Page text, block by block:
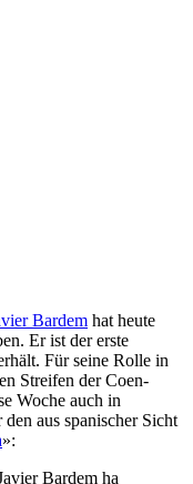
Bardem hat heute
Er ist der erste
Für seine Rolle in
Streifen der Coen-
Woche auch in
aus spanischer Sicht
»:
Bardem ha